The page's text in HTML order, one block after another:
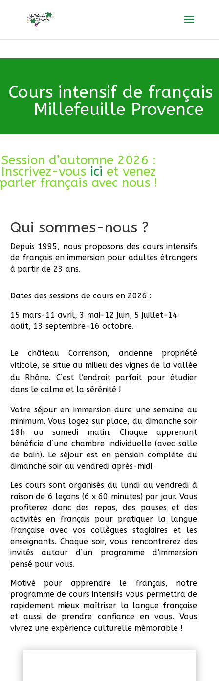
Cours intensif de français
Millefeuille Provence
Session d’automne 2026 :
Inscrivez-vousici et venez
parler français avec nous !
Qui sommes-nous ?
Depuis 1995, nous proposons des cours intensifs
de français en immersion pour adultes étrangers
à partir de 23 ans.
Dates des sessions de cours en 2026 :
15 mars-11 avril, 3 mai-12 juin, 5 juillet-14
août, 13 septembre-16 octobre.
Le château Correnson, ancienne propriété
viticole, se situe au milieu des vignes de la vallée
du Rhône. C’est l’endroit parfait pour étudier
dans le calme et la sérénité !
Votre séjour en immersion dure une semaine au
minimum. Vous logez sur place, du dimanche soir
18h au samedi matin. Chaque apprenant
bénéficie d’une chambre individuelle (avec salle
de bain). Le séjour est en pension complète du
dimanche soir au vendredi après-midi.
Les cours sont organisés du lundi au vendredi à
raison de 6 leçons (6 x 60 minutes) par jour. Vous
profiterez donc des repas, des pauses et des
activités en français pour pratiquer la langue
française avec vos collègues stagiaires et les
enseignants. Chaque soir, vous rencontrerez des
invités autour d’un programme d’immersion
pensé pour vous.
Motivé pour apprendre le français, notre
programme de cours intensifs vous permettra de
rapidement mieux maîtriser la langue française
et aussi de prendre confiance en vous. Vous
vivrez une expérience culturelle mémorable !